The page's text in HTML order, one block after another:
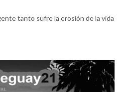
tanto sufre la erosión de la vida